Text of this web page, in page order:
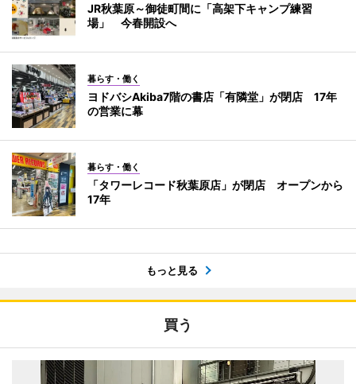
JR秋葉原～御徒町間に「高架下キャンプ練習
場」 今春開設へ
暮らす・働く
ヨドバシAkiba7階の書店「有隣堂」が閉店 17年
の営業に幕
暮らす・働く
「タワーレコード秋葉原店」が閉店 オープンから
17年
もっと見る
買う